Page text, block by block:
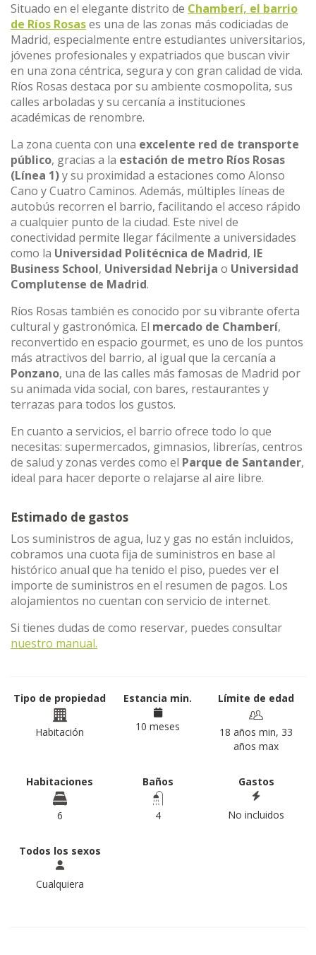
Situado en el elegante distrito de Chamberí, el barrio
de Ríos Rosases una de las zonas más codiciadas de
Madrid, especialmente entre estudiantes universitarios,
jóvenes profesionales y expatriados que buscan vivir
en una zona céntrica, segura y con gran calidad de vida.
Ríos Rosas destaca por su ambiente cosmopolita, sus
calles arboladas y su cercanía a instituciones
académicas de renombre.
La zona cuenta con una excelente red de transporte
público, gracias a la estación de metro Ríos Rosas
(Línea 1)y su proximidad a estaciones como Alonso
Cano y Cuatro Caminos. Además, múltiples líneas de
autobús recorren el barrio, facilitando el acceso rápido
a cualquier punto de la ciudad. Este nivel de
conectividad permite llegar fácilmente a universidades
como la Universidad Politécnica de Madrid, IE
Business School, Universidad Nebrija o Universidad
Complutense de Madrid.
Ríos Rosas también es conocido por su vibrante oferta
cultural y gastronómica. El mercado de Chamberí,
reconvertido en espacio gourmet, es uno de los puntos
más atractivos del barrio, al igual que la cercanía a
Ponzano, una de las calles más famosas de Madrid por
su animada vida social, con bares, restaurantes y
terrazas para todos los gustos.
En cuanto a servicios, el barrio ofrece todo lo que
necesitas: supermercados, gimnasios, librerías, centros
de salud y zonas verdes como el Parque de Santander,
ideal para hacer deporte o relajarse al aire libre.
Estimado de gastos
Los suministros de agua, luz y gas no están incluidos,
cobramos una cuota fija de suministros en base al
histórico anual que ha tenido el piso, puedes ver el
importe de suministros en el resumen de pagos. Los
alojamientos no cuentan con servicio de internet.
Si tienes dudas de como reservar, puedes consultar
nuestro manual.
Tipo de propiedad
Habitación
Estancia min.
10 meses
Límite de edad
18 años min, 33
años max
Habitaciones
6
Baños
4
Gastos
No incluidos
Todos los sexos
Cualquiera